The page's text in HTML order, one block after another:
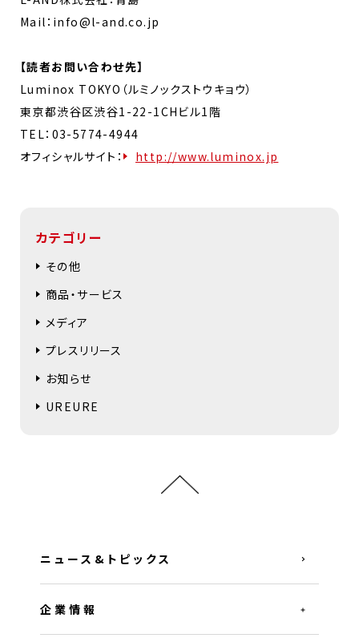
Mail：info@l-and.co.jp
【読者お問い合わせ先】
Luminox TOKYO（ルミノックストウキョウ）
東京都渋谷区渋谷1-22-1CHビル1階
TEL：03-5774-4944
オフィシャルサイト：
http://www.luminox.jp
カテゴリー
その他
商品・サービス
メディア
プレスリリース
お知らせ
UREURE
ニュース&トピックス
企業情報